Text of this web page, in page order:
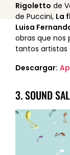
Rigoletto de
de Puccini, La
Luisa
obras que nos
tantos artistas
Descargar:
3. SOUND